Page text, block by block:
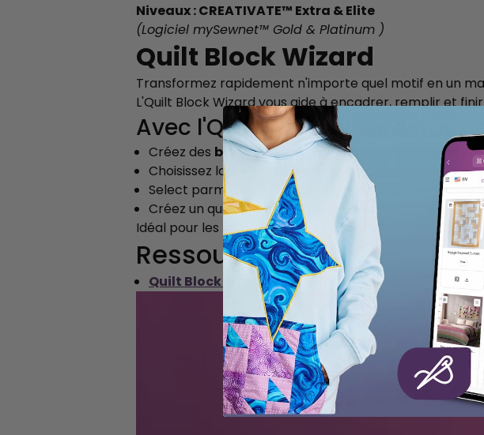
Niveaux : CREATIVATE™ Extra & Elite
(Logiciel mySewnet™ Gold & Platinum )
Quilt Block Wizard
Transformez rapidement n'importe quel motif en un
L'Quilt Block Wizard vous aide à encadrer, remplir et
Avec l'Quilt Block Wizard, vous
Créez des blocs de quilt remplis ou avec des
Choisissez la
forme de votre bloc, définissez les
Select parmi une variété de remplissages de quilting
Créez un quilting personnalisé autour de votre
Idéal pour les blocs de quilt, les tapis, les nappes, les
Ressources
Quilt Block Wizard (PDF)